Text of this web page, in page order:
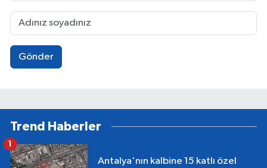
Gönder
Trend Haberler
Antalya'nın kalbine 15 katlı özel
1